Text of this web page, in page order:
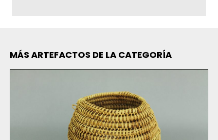
MÁS ARTEFACTOS DE LA CATEGORÍA